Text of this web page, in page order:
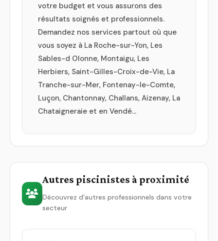
votre budget et vous assurons des
résultats soignés et professionnels.
Demandez nos services partout où que
vous soyez à La Roche-sur-Yon, Les
Sables-d Olonne, Montaigu, Les
Herbiers, Saint-Gilles-Croix-de-Vie, La
Tranche-sur-Mer, Fontenay-le-Comte,
Luçon, Chantonnay, Challans, Aizenay, La
Chataigneraie et en Vendé…
Autres piscinistes à proximité
Découvrez d'autres professionnels dans votre
secteur